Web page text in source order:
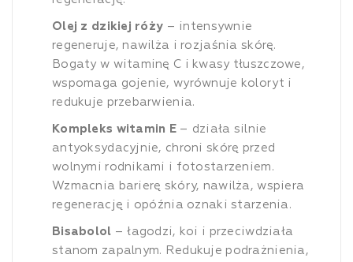
Olej z dzikiej róży – intensywnie
regeneruje, nawilża i rozjaśnia skórę.
Bogaty w witaminę C i kwasy tłuszczowe,
wspomaga gojenie, wyrównuje koloryt i
redukuje przebarwienia.
Kompleks witamin E – działa silnie
antyoksydacyjnie, chroni skórę przed
wolnymi rodnikami i fotostarzeniem.
Wzmacnia barierę skóry, nawilża, wspiera
regenerację i opóźnia oznaki starzenia.
Bisabolol – łagodzi, koi i przeciwdziała
stanom zapalnym. Redukuje podrażnienia,